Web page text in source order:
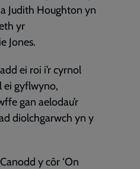
Judith Houghton yn
yr
Jones.
ei roi i’r cyrnol
ei gyflwyno,
gan aelodau’r
diolchgarwch yn y
y côr ‘On